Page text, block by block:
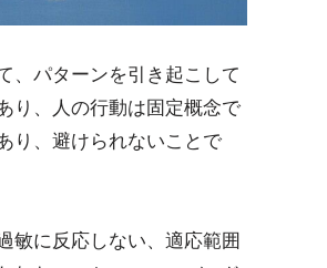
、パターンを引き起こして
り、人の行動は固定概念で
り、避けられないことで
敏に反応しない、適応範囲